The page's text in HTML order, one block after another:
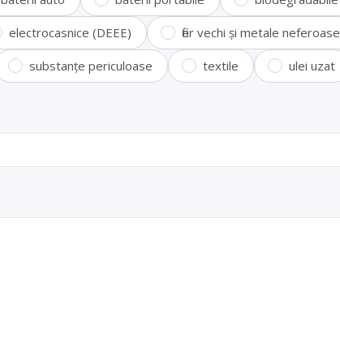
electrocasnice (DEEE) fier vechi și metale neferoase
substanțe periculoase textile ulei uzat